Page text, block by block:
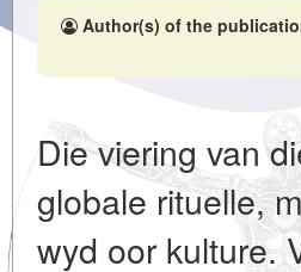
Author(s) of the
Die viering van
globale rituelle,
wyd oor kulture.